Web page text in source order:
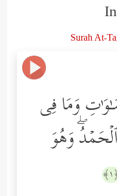
Surah At-
ٰ⁠تِ وَمَا فِی
وَهُوَ